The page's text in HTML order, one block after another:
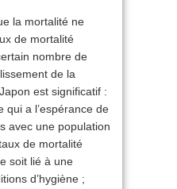
la mortalité ne
de mortalité
nombre de
de la
est significatif :
qui a l’espérance de
avec une population
de mortalité
soit lié à une
d’hygiène ;